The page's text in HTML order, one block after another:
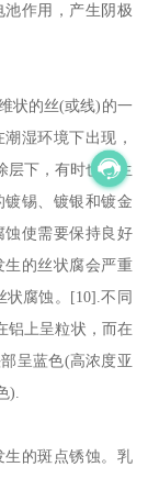
作用，产生阴极
状的丝(或线)的一
湿环境下出现，
层下，有时也发生
锡、镀银和镀金
蚀使需要保持良好
的丝状腐会严重
状腐蚀。[10].不同
铝上呈粒状，而在
呈蓝色(高浓度亚
).
的斑点锈蚀。乳